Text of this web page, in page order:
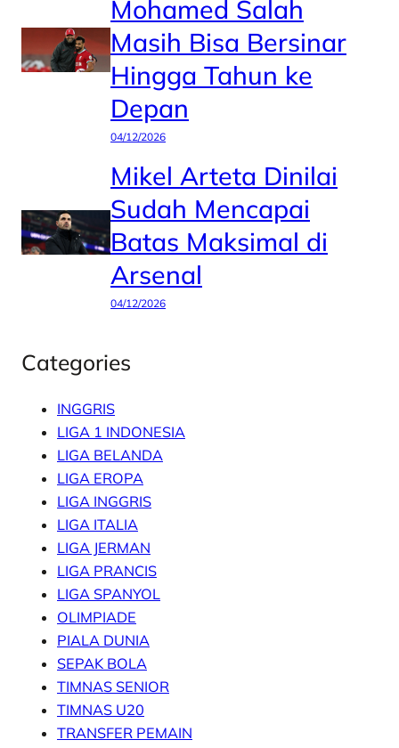
Mohamed Salah
Masih Bisa Bersinar
Hingga Tahun ke
Depan
04/12/2026
Mikel Arteta Dinilai
Sudah Mencapai
Batas Maksimal di
Arsenal
04/12/2026
Categories
INGGRIS
LIGA 1 INDONESIA
LIGA BELANDA
LIGA EROPA
LIGA INGGRIS
LIGA ITALIA
LIGA JERMAN
LIGA PRANCIS
LIGA SPANYOL
OLIMPIADE
PIALA DUNIA
SEPAK BOLA
TIMNAS SENIOR
TIMNAS U20
TRANSFER PEMAIN